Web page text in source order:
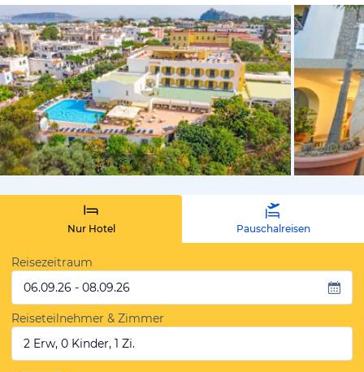
von
Nur Hotel Pauschalreisen
Reisezeitraum
06.09.26 - 08.09.26
Reiseteilnehmer & Zimmer
2 Erw, 0 Kinder, 1 Zi.